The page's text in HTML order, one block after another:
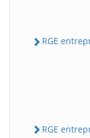
RGE
RGE